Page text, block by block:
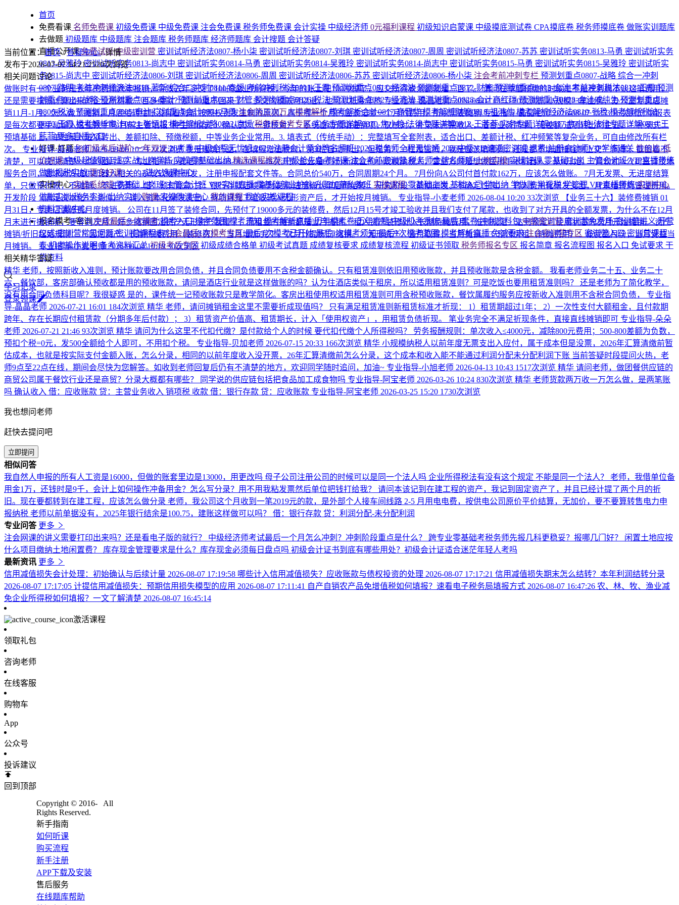
首页
免费看课 名师免费课 初级免费课 中级免费课 注会免费课 税务师免费课 会计实操 中级经济师 0元福利课程 初级知识启蒙课 中级摸底测试卷 CPA摸底卷 税务师摸底卷 做账实训题库
去做题 初级题库 中级题库 注会题库 税务师题库 经济师题库 会计搜题 会计答疑
直播公开课免费试听|中级密训营 密训试听经济法0807-杨小柒 密训试听经济法0807-刘琪 密训试听经济法0807-周周 密训试听经济法0807-苏苏 密训试听实务0813-马勇 密训试听实务
0813-吴雅玲密训试听实务0813-尚志中 密训试听实务0814-马勇 密训试听实务0814-吴雅玲 密训试听实务0814-尚志中 密训试听实务0815-马勇 密训试听实务0815-吴雅玲 密训试听实
务0815-尚志中 密训试听经济法0806-刘琪 密训试听经济法0806-周周 密训试听经济法0806-苏苏 密训试听经济法0806-杨小柒 注会考前冲刺专栏 预测划重点0807-战略 综合一冲刺
0807-路明考前冲刺经济法0810-著新综合二冲刺0811-袁媛考前冲刺税法0811-王霞预测划重点0811-经济法预测划重点0812-财管预测划重点0813-会计考前冲刺税法0813-王霞预测
划重点0824-战略预测划重点0824-审计预测划重点0825-财管预测划重点0826-税法预测划重点0827-经济法预测划重点0828-会计高红瑞预测划重点0828-会计戚纯生预测划重点
0806-税法预测划重点0805-审计💥划重点会计0804-马勇注会第三次万人模考解析模考解析会计0817-高晋华模考解析财管0818-祖鸿伟模考解析经济法0819-张稳模考解析税法
0820-王霞模考解析审计0821-张恒超模考解析战略0822-袁媛税务师备考专区实务专题详解0810-焦小艳法律专题详解0812-王菲菲实务专题详解0817-焦小艳法律专题详解0819-王
菲菲更多直播入口
好课·好题🚀初级考后进阶·一年双证26考季·中级全程无忧班2027·注册会计师金牌名师班2026·税务师全程无忧班 2026中级VIP速通密训班退费·注册会计师VIP学练通关 性价比·低
价好课中级超值取证班实战上岗学练实操零基础出纳精选课程推荐中级抢先备考好课注会考前密训营税务师金牌名师班上岗实操实操好课零基础上岗 主管会计班VIP直播带练
做账报税实战更多好课>>>→进入选课中心
实操中心实操系统班零基础上岗班主管会计班 VIP实训直播零基础就业护航升职加薪私教班 实操课程零基础上岗 基础入门学出纳 学做账学报税学管理VIP直播带练实训中心
做账实训税务实训出纳实训购课实操购课中心我的课程我的实操课程
资料下载中心
报名模考+密训中级最后一次模考模考入口模考范围模考须知模考解析直播历年模考卷历年真题中级机考系统最后3套卷冲刺资料包中级密训营密训营免费场密训营讲义开营
仪式密训营常见问题密训营课程表注会最后1次模考专区最后1次模考已开始最后1次模考须知最后1次模考范围模考解析直播免试要求注会密训营专区 密训营入口密训营课程
表机考操作说明备考资料汇总初级考后专区初级成绩合格单 初级考试真题 成绩复核要求 成绩复核流程 初级证书领取 税务师报名专区 报名简章 报名流程图 报名入口 免试要求 干
货资料
学习记录
登录领课
当前位置：首页/答疑中心/详情
发布于2026-07-07 14:21:2520次浏览
相关问题讨论
做账时有一个业务是去年的费用跨年报销，导致去年多交了100的企业所得税，今年的账上把100冲掉了，应交所得税余额就是二百了。 请问在季度预缴的时候是不是税务局不认这笔费用，
还是需要按照计算出来的企业所得税三百多缴款？那100退不回来了？多交的税款可以退，也可以抵今年的专业指导-晶晶老师2026-08-07 13:5320次浏览小规模23笔业务，办公室专卖店摊
销11月-1月，怎么做了摊销，月底结转结账没有看到呢按照权责发生制的原则，属于哪一个月的应该记哪一个月的费用，所以需要摊销专业指导-晶晶老师2026-08-07 13:5316次浏览申报表
是每次都要手动输入这些数字吗目前主要填报3种主流模式 1. 确认式（一键核对）：系统自动预填进销项，仅核对、补录未开票收入，适合业务简单、无差额/进项转出的企业。 ​ 2. 补录式：
预填基础上，单独录入进项转出、差额扣除、预缴税额，中等业务企业常用。 ​ 3. 填表式（传统手动）：完整填写全套附表，适合出口、差额计税、红冲频繁等复杂业务，可自由修改所有栏
次。
专业指导-晶晶老师2026-08-06 10:2322次浏览我是建筑行业，在填报增值税时，第1栏自动带出，但是第2、3栏是空的，我是应该填哪列，还是都不填直接强制上交？同学，截图看不
清楚，可以提供清楚一点的图片吗？专业指导-小麦老师2026-08-06 10:1346次浏览企业是6月份新成立的小规模纳税人，营业方向是想做医用手术机器人。从0开始。 7月份和A公司签订技术
服务合同，要求对方提供机器人相关的系统软硬件研发，注册申报配套文件等。合同总价540万，合同周期24个月。 7月份向A公司付首付款162万，应该怎么做账。 7月无发票、无进度结算
单，只做预付款，不摊销、不进费用。 借：预付账款 贷：银行存款 ​ ​后续拿到发票/进度确认单后再结转： 研究阶段（前期研发、不确定性高）：转入费用化研发支出，月末结转到管理费用。
开发阶段（满足资本化5个条件）：转入资本化研发支出，待项目完工验收转入无形资产后，才开始按月摊销。
专业指导-小麦老师 2026-08-04 10:20 33次浏览
【业务三十六】装修费摊销 01
月31日，专卖店装修费月度摊销。 公司在11月签了装修合同，先预付了19000多元的装修费，然后12月15号才竣工验收并且我们支付了尾款，也收到了对方开具的全额发票，为什么不在12月
月末进行摊销呢，要等到次月？好多摊销固定资产无形资产我懵了，而租金的摊销都是当月摊销。租入资产装修计入长期待摊费用，准则规定：达到预定可使用状态的次月开始摊销。 资产
摊销/折旧起始规则： 1. 固定资产、长期待摊费用（装修费）：当月增加/完工，次月计提折旧/摊销。 ​ 2. 无形资产：当月取得，当月摊销。 ​ 3. 预付房租（待摊费用）：按受益月份，当月受益当
月摊销。
专业指导-小麦老师2026-08-04 10:1930次浏览
相关精华答疑
精华 老师，按照新收入准则，预计账款要改用合同负债，并且合同负债要用不含税金额确认。只有租赁准则依旧用预收账款，并且预收账款是含税金额。 我看老师业务二十五、业务二十
六，餐饮部，客房部确认预收都是用的预收账款，请问是酒店行业就是这样做账的吗？认为住酒店类似于租房，所以适用租赁准则？可是吃饭也要用租赁准则吗？ 还是老师为了简化教学，
没有用合同负债科目呢？我很疑惑 是的，课件统一记预收账款只是教学简化。客房出租使用权适用租赁准则可用含税预收账款，餐饮属履约服务应按新收入准则用不含税合同负债，
专业指
导-晶晶老师 2026-07-21 16:01 184次浏览 精华 老师，请问摊销租金这里不需要折成现值吗？
只有满足租赁准则新租赁标准才折现： 1）租赁期超过1年； 2）一次性支付大额租金，且付款期
跨年、存在长期应付租赁款（分期多年后付款）； 3）租赁资产价值高、租赁期长，计入「使用权资产」，用租赁负债折现。 笔业务完全不满足折现条件，直接直线摊销即可 专业指导-朵朵
老师 2026-07-21 21:46 93次浏览 精华 请问为什么这里不代扣代缴？是付款给个人的时候 要代扣代缴个人所得税吗？ 劳务报酬规则：单次收入≤4000元，减除800元费用；500-800差额为负数，
预扣个税=0元，发500全额给个人即可，不用扣个税。
专业指导-贝加老师 2026-07-15 20:33 166次浏览 精华 小规模纳税人以前年度无票支出入应付，属于成本但是没票，2026年汇算清缴前暂
估成本，也就是按实际支付金额入账，怎么分录，相同的以前年度收入没开票，26年汇算清缴前怎么分录，这个成本和收入能不能通过利润分配未分配利润下账 当前答疑时段提问火热，老
师9点至22点在线，期间会尽快为您解答。如收到老师回复后仍有不清楚的地方，欢迎同学随时追问，加油~ 专业指导-小旭老师 2026-04-13 10:43 1517次浏览 精华 请问老师，做团餐供应链的
商贸公司属于餐饮行业还是商贸？分录大概都有哪些？
同学说的供应链包括把食品加工成食物吗 专业指导-阿宝老师 2026-03-26 10:24 830次浏览 精华 老师货款两万收一万怎么做，是两笔账
吗 确认收入 借：应收账款 贷：主营业务收入 销项税 收款 借：银行存款 贷：应收账款 专业指导-阿宝老师 2026-03-25 15:20 1730次浏览
我也想问老师
赶快去提问吧
立即提问
相似问答
我自然人申报的所有人工资是16000，但做的账套里边是13000，用更改吗 母子公司注册公司的时候可以是同一个法人吗 企业所得税法有没有这个规定 不能是同一个法人？ 老师，我借单位备
用金1万，还钱时是9千，会计上如何操作冲备用金？怎么写分录？用不用我粘发票然后单位把钱打给我？ 请问本该记到在建工程的资产，我记到固定资产了，并且已经计提了两个月的折
旧。现在要都转到在建工程，应该怎么做分录 老师，我公司这个月收到一笔2019元的款，是外部个人接车间线路 2‑5 月用电电费，按供电公司原价平价结算，无加价，要不要算转售电力申
报纳税 老师以前单据没有，2025年银行结余是100.75，建账这样做可以吗？ 借：银行存款 贷：利润分配-未分配利润
专业问答 更多
注会网课的讲义需要打印出来吗？还是看电子版的就行？ 中级经济师考试最后一个月怎么冲刺？冲刺阶段重点是什么？ 跨专业零基础考税务师先报几科更稳妥？报哪几门好？ 闲置土地应按
什么项目缴纳土地闲置费？ 库存现金管理要求是什么？库存现金必须每日盘点吗 初级会计证书到底有哪些用处？初级会计证适合迷茫年轻人考吗
最新资讯 更多
信用减值损失会计处理：初始确认与后续计量 2026-08-07 17:19:58 哪些计入信用减值损失？应收账款与债权投资的处理 2026-08-07 17:17:21 信用减值损失期末怎么结转？本年利润结转分录
2026-08-07 17:17:05 计提信用减值损失：预期信用损失模型的应用 2026-08-07 17:11:41 自产自销农产品免增值税如何填报？速看电子税务局填报方式 2026-08-07 16:47:26 农、林、牧、渔业减
免企业所得税如何填报？一文了解清楚 2026-08-07 16:45:14
激活课程
领取礼包
咨询老师
在线客服
购物车
App
公众号
投诉建议
回到顶部
Copyright © 2016-
All
Rights Reserved.
新手指南
如何听课
购买流程
新手注册
APP下载及安装
售后服务
在线题库帮助